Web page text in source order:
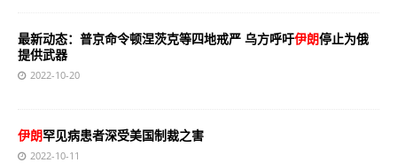
最新动态：普京命令顿涅茨克等四地戒严 乌方呼吁伊朗停止为俄
提供武器
2022-10-20
伊朗罕见病患者深受美国制裁之害
2022-10-11